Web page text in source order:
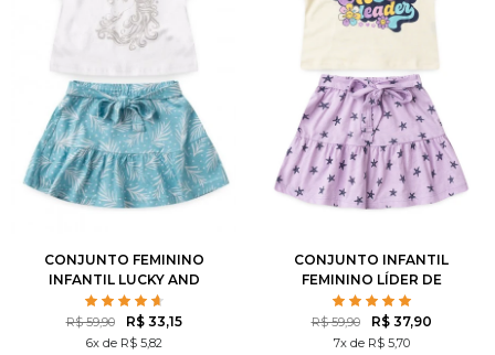
1 2 3 4 6
10
CONJUNTO FEMININO
INFANTIL LUCKY AND
SHINE!
R$ 59,90 R$ 33,15
6x de R$ 5,82
2 3 4 6 8
10 12
CONJUNTO INFANTIL
FEMININO LÍDER DE
TORCIDA
R$ 59,90 R$ 37,90
7x de R$ 5,70